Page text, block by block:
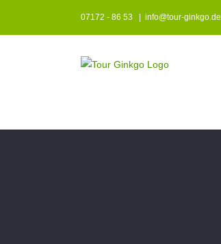
07172 - 86 53 info@tour-ginkgo.de